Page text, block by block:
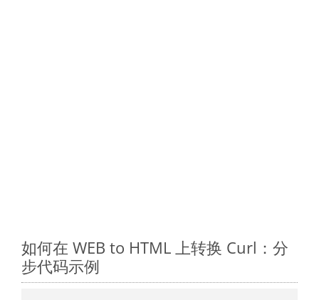
如何在 WEB to HTML 上转换 Curl：分
步代码示例